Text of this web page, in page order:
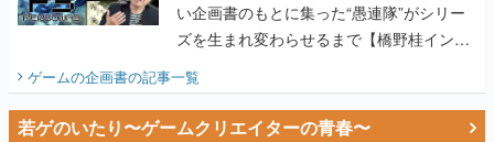
い企画書のもとに集った“愚連隊”がシリー
ズを生まれ変わらせるまで【橋野桂インタ
ビュー】
ゲームの企画書の記事一覧
若ゲのいたり〜ゲームクリエイターの青春〜